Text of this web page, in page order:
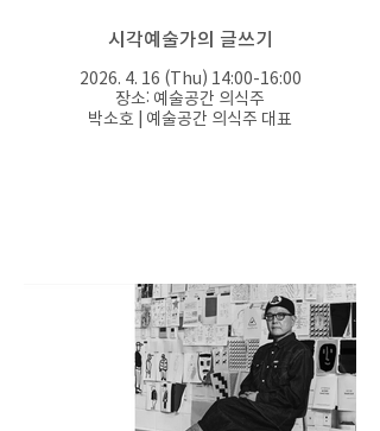
시각예술가의 글쓰기
2026. 4. 16 (Thu) 14:00-16:00
장소: 예술공간 의식주
박소호 | 예술공간 의식주 대표